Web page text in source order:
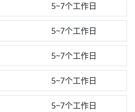
5~7个工作日
5~7个工作日
5~7个工作日
5~7个工作日
5~7个工作日